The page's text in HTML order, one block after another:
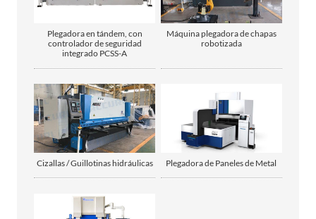
Plegadora en tándem, con
controlador de seguridad
integrado PCSS-A
Máquina plegadora de chapas
robotizada
Cizallas / Guillotinas hidráulicas Plegadora de Paneles de Metal